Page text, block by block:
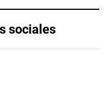
sociales